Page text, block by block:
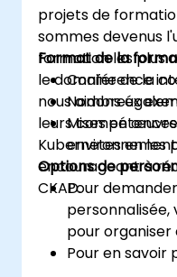
projets de
sommes devenus
formation les plus
le domaine de la
nous aidons
leurs
Kubernetes en les
encourageant à
CKAD.
Format de la
Conférence
Nombreux
Mises en
Options de
Pour
pour organiser
Pour en savoir